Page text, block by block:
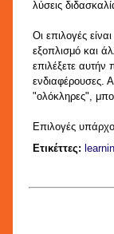
λύσεις
Οι επιλογές
εξοπλισμό και
επιλέξετε αυτήν
ενδιαφέρουσες.
"ολόκληρες",
Επιλογές
Ετικέττες: